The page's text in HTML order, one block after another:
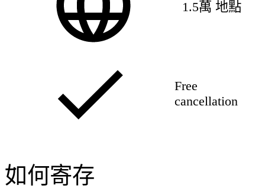
1.5萬 地點
Free
cancellation
如何寄存